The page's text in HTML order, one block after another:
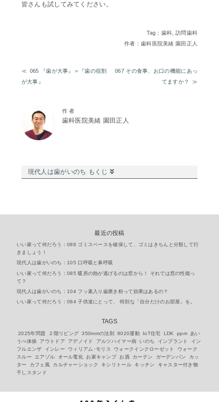
皆さんも試してみてください。
Tag： 歯科 訪問歯科
作者：歯科医院美緒 園田正人
065 『歯が大事』＝『歯の役割
が大事』
067 その食事、お口の機能にあっ
てますか？
作 者
歯科医院美緒 園田正人
現代人は歯がいのち もくじ
最近の投稿
いい家って何だろう：086 ゴミスペースを確保して、ゴミはきちんと分類して行
きましょう！
現代人は歯がいのち：105 口呼吸と鼻呼吸
いい家って何だろう：085 暖房の熱が逃げるのは窓から！ それでは窓の性能っ
て？
現代人は歯がいのち：104 フッ素入り歯磨き粉って効果はあるの？
いい家って何だろう：084 子供達にとって、 特別な「自分だけのお部屋」を。
TAGS
2025年問題 ２階リビング 350mmの法則 8020運動 IoT住宅 LDK ppm
あい
うべ体操
アウトドア アデノイド アルツハイマー病 いのち インプラント
イン
フルエンザ
インレー ウィリアム･モリス ウォークインクローゼット
ウォーク
スルー
エアゾル オール電化 お家キャンプ お酒 カーテン ガーデンパン
カッ
ター
カフェ風 カルチャーショック キシリトール キッチン
キャスター付き物
干しスタンド